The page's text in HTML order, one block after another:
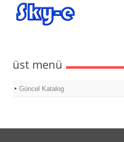
üst menü
Güncel Katalog